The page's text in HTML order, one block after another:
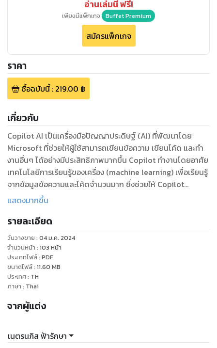
อ่านเล่มนี้ ฟรี!
เพียงมีแพ็กเกจ Buffet Premium
สมัครแพ็กเกจ
ราคา
ซื้อฉบับนี้: 219.00 ฿
เกี่ยวกับ
Copilot AI เป็นเครื่องมือปัญญาประดิษฐ์ (AI) ที่พัฒนาโดย
Microsoft ที่ช่วยให้ผู้ใช้สามารถเขียนข้อความ เขียนโค้ด และทำ
งานอื่นๆ ได้อย่างมีประสิทธิภาพมากขึ้น Copilot ทำงานโดยอาศัย
เทคโนโลยีการเรียนรู้ของเครื่อง (machine learning) เพื่อเรียนรู้
จากข้อมูลข้อความและโค้ดจำนวนมาก ซึ่งช่วยให้ Copilot
สามารถแนะนำคำ วลี และประโยคที่เป็นไปได้สำหรับผู้ใช้ รวมถึง
หนังสือเล่มนี้จะช่วยให้คุณเรียนรู้เกี่ยวกับ Copilot AI ตั้งแต่พื้น
ฐานไปจนถึงขั้นสูง คุณจะเริ่มต้นด้วยการทำความรู้จักกับ Copilot
AI คืออะไร ประโยชน์ของ Copilot AI และคุณสมบัติหลักของ
Copilot AI จากนั้นคุณจะเรียนรู้วิธีติดตั้งและใช้งาน Copilot AI
เบื้องต้น รวมถึงเรียนรู้วิธีการใช้งาน Copilot AI ใน Microsoft
Visio, และอุตสาหกรรมอื่นๆ
ไม่ว่าจะเป็นมือใหม่หรือผู้ใช้งานระดับสูง หนังสือเล่มนี้จะช่วยให้คุณ
แสดงมากขึ้น
รายละเอียด
วันวางขาย : 04 ม.ค. 2024
จำนวนหน้า : 103 หน้า
ประเภทไฟล์: PDF
ขนาดไฟล์: 11.60 MB
ประเทศ: TH
ภาษา : Thai
จากผู้แต่ง
เนตรนภิส ฟ้ารักษา